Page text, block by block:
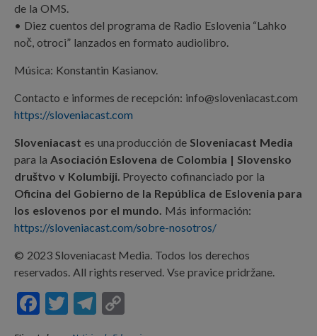
de la OMS.
• Diez cuentos del programa de Radio Eslovenia “Lahko
noč, otroci” lanzados en formato audiolibro.
Música: Konstantin Kasianov.
Contacto e informes de recepción: info@sloveniacast.com
https://sloveniacast.com
Sloveniacast es una producción de Sloveniacast Media
para la Asociación Eslovena de Colombia | Slovensko
društvo v Kolumbiji. Proyecto cofinanciado por la
Oficina del Gobierno de la República de Eslovenia para
los eslovenos por el mundo. Más información:
https://sloveniacast.com/sobre-nosotros/
© 2023 Sloveniacast Media. Todos los derechos
reservados. All rights reserved. Vse pravice pridržane.
F
T
T